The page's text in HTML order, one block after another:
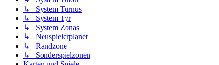
↳ System Turnus
↳ System Tyr
↳ System Zonas
↳ Neuspielerplanet
↳ Randzone
↳ Sonderspielzonen